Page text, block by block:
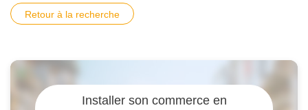
Retour à la recherche
Installer son commerce en